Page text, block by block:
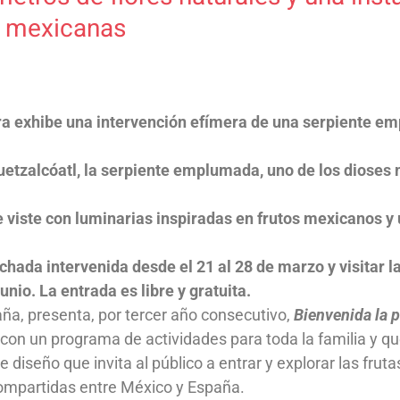
exhibe una intervención efímera de una serpiente
la serpiente emplumada, uno de los
viste con luminarias inspiradas en frutos mexicanos
intervenida desde el 21 al 28 de marzo y visitar
La entrada es libre y gratuita.
presenta, por tercer año consecutivo, Bienvenida la
un programa de actividades para toda la familia y
diseño que invita al público a entrar y explorar las
entre México y España.